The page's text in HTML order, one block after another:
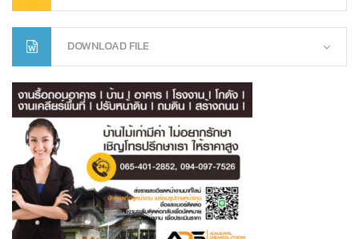
DOWNLOAD FILE